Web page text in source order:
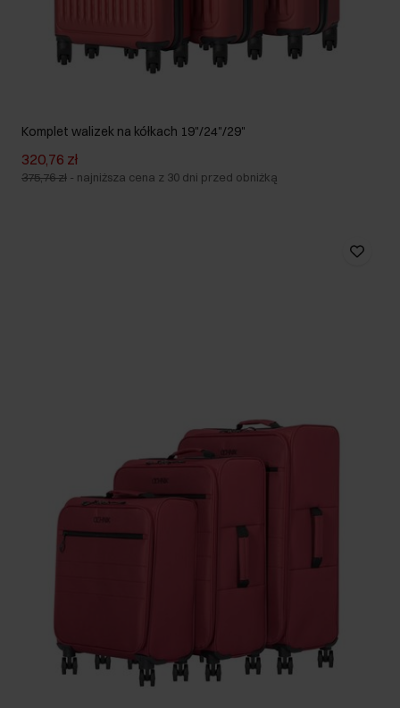
Komplet walizek na kółkach 19"/24"/29"
320,76 zł
375,76 zł - najniższa cena z 30 dni przed obniżką